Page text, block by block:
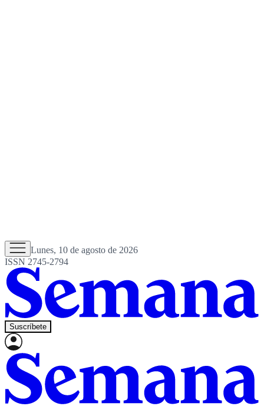
Lunes, 10 de agosto de 2026
ISSN 2745-2794
Suscríbete